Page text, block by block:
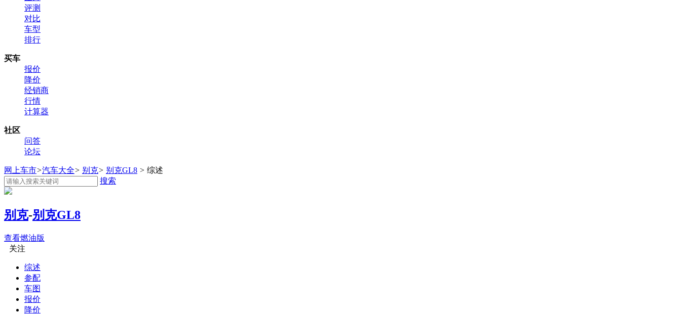
评测
对比
车型
排行
买车
报价
降价
经销商
行情
计算器
社区
问答
论坛
网上车市>汽车大全> 别克> 别克GL8 > 综述
搜索
别克-别克GL8
查看燃油版
关注
综述
参配
车图
报价
降价